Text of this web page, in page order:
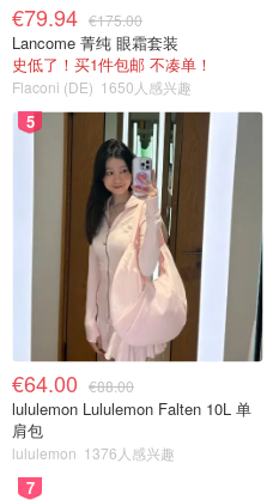
€79.94 €175.00
Lancome 菁纯 眼霜套装
史低了！买1件包邮 不凑单！
Flaconi (DE) 1650人感兴趣
5
€64.00 €88.00
lululemon Lululemon Falten 10L 单
肩包
lululemon 1376人感兴趣
7